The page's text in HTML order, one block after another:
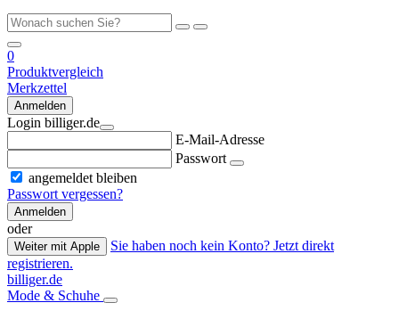
0
Produktvergleich
Merkzettel
Anmelden
Login billiger.de
E-Mail-Adresse
Passwort
angemeldet bleiben
Passwort vergessen?
Anmelden
oder
Weiter mit Apple
Sie haben noch kein Konto? Jetzt direkt
registrieren.
billiger.de
Mode & Schuhe